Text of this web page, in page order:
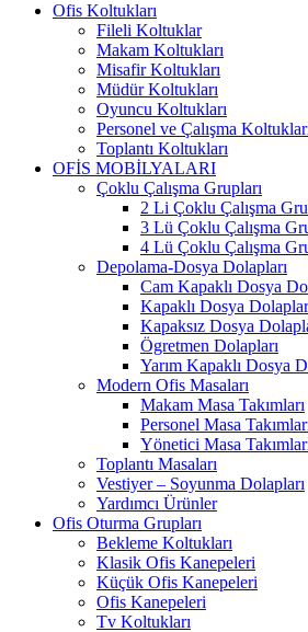
Ofis Koltukları
Fileli Koltuklar
Makam Koltukları
Misafir Koltukları
Müdür Koltukları
Oyuncu Koltukları
Personel ve Çalışma
Toplantı Koltukları
OFİS MOBİLYALARI
Çoklu Çalışma Grupları
2 Li Çoklu Çalışma
3 Lü Çoklu Çalışma
4 Lü Çoklu Çalışma
Depolama-Dosya Dolapları
Cam Kapaklı Dosya
Kapaklı Dosya
Kapaksız Dosya
Ögretmen Dolapları
Yarım Kapaklı Dosya
Modern Ofis Masaları
Makam Masa Takımları
Personel Masa
Yönetici Masa
Toplantı Masaları
Vestiyer – Soyunma Dolapları
Yardımcı Ürünler
Ofis Oturma Grupları
Bekleme Koltukları
Klasik Ofis Kanepeleri
Küçük Ofis Kanepeleri
Ofis Kanepeleri
Tv Koltukları